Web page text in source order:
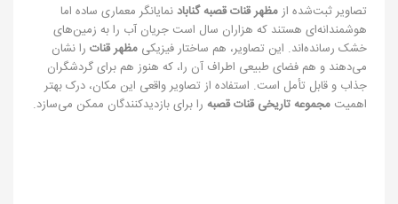
تصاویر ثبت‌شده ازمظهر قنات قصبه گنابادنمایانگر معماری ساده اما
هوشمندانه‌ای هستند که هزاران سال است جریان آب را به زمین‌های
خشک رسانده‌اند. این تصاویر، هم ساختار فیزیکی مظهر قنات را نشان
می‌دهند و هم فضای طبیعی اطراف آن را، که هنوز هم برای گردشگران
جذاب و قابل تأمل است. استفاده از تصاویر واقعی این مکان، درک بهتر
اهمیت مجموعه تاریخی قنات قصبه را برای بازدیدکنندگان ممکن می‌سازد.